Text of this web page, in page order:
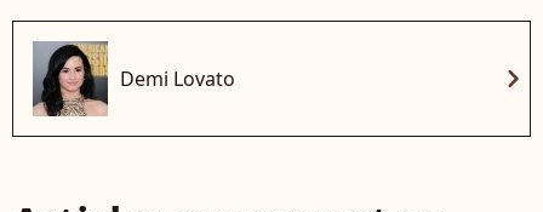
Demi Lovato chevron_right